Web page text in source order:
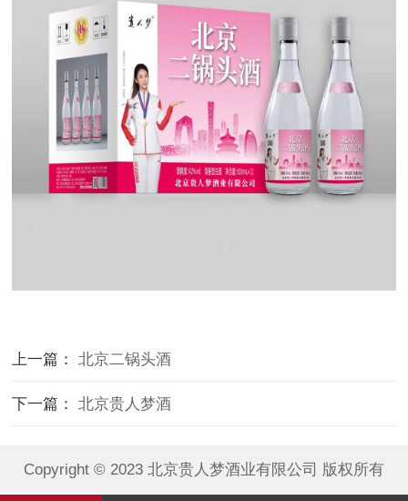
上一篇：北京二锅头酒
下一篇：北京贵人梦酒
Copyright © 2023 北京贵人梦酒业有限公司 版权所有